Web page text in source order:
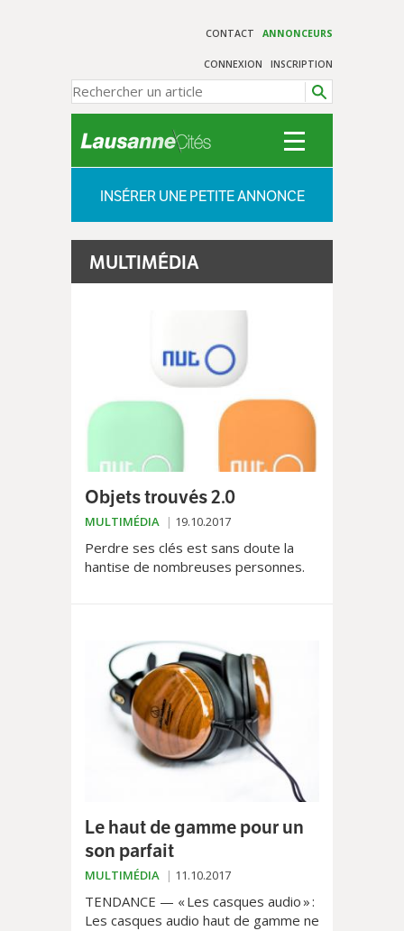
CONTACT ANNONCEURS
CONNEXION INSCRIPTION
INSÉRER UNE PETITE ANNONCE
MULTIMÉDIA
Objets trouvés 2.0
MULTIMÉDIA 19.10.2017
Perdre ses clés est sans doute la
hantise de nombreuses personnes.
Le haut de gamme pour un
son parfait
MULTIMÉDIA 11.10.2017
TENDANCE — « Les casques audio » :
Les casques audio haut de gamme ne